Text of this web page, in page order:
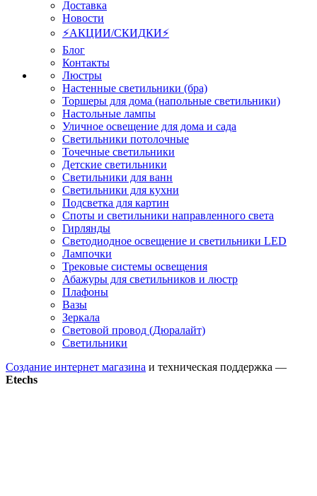
Доставка
Новости
⚡АКЦИИ/СКИДКИ⚡
Блог
Контакты
Люстры
Настенные светильники (бра)
Торшеры для дома (напольные светильники)
Настольные лампы
Уличное освещение для дома и сада
Светильники потолочные
Точечные светильники
Детские светильники
Светильники для ванн
Светильники для кухни
Подсветка для картин
Споты и светильники направленного света
Гирлянды
Светодиодное освещение и светильники LED
Лампочки
Трековые системы освещения
Абажуры для светильников и люстр
Плафоны
Вазы
Зеркала
Световой провод (Дюралайт)
Светильники
Создание интернет магазина и техническая поддержка —
Etechs